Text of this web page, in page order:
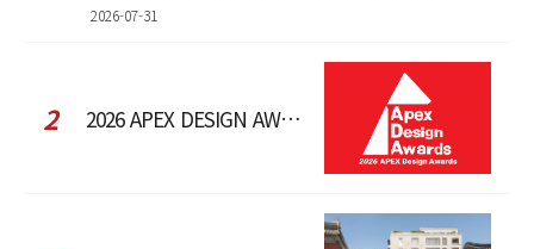
2026-07-31
2 2026 APEX DESIGN AWARDS